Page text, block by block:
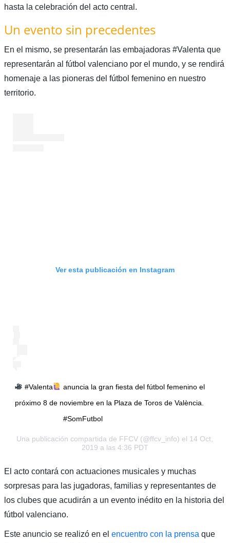
hasta la celebración del acto central.
Un evento sin precedentes
En el mismo, se presentarán las embajadoras #Valenta que
representarán al fútbol valenciano por el mundo, y se rendirá
homenaje a las pioneras del fútbol femenino en nuestro
territorio.
Ver esta publicación en Instagram
#Valenta
anuncia la gran fiesta del fútbol femenino el
próximo 8 de noviembre en la Plaza de Toros de València.
⠀⠀⠀⠀⠀⠀⠀⠀⠀ #SomFutbol
Una publicación compartida de FFCV (@ffcv_info) el 14 Oct,
2019 a las 4:36 PDT
El acto contará con actuaciones musicales y muchas
sorpresas para las jugadoras, familias y representantes de
los clubes que acudirán a un evento inédito en la historia del
fútbol valenciano.
Este anuncio se realizó en el encuentro con la prensa que